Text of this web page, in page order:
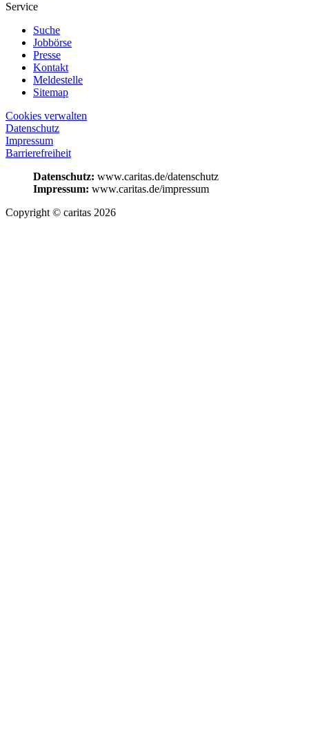
Service
Suche
Jobbörse
Presse
Kontakt
Meldestelle
Sitemap
Cookies verwalten
Datenschutz
Impressum
Barrierefreiheit
Datenschutz: www.caritas.de/datenschutz
Impressum: www.caritas.de/impressum
Copyright © caritas 2026